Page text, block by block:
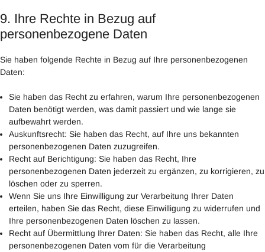
9. Ihre Rechte in Bezug auf
personenbezogene Daten
Sie haben folgende Rechte in Bezug auf Ihre personenbezogenen
Daten:
Sie haben das Recht zu erfahren, warum Ihre personenbezogenen
Daten benötigt werden, was damit passiert und wie lange sie
aufbewahrt werden.
Auskunftsrecht: Sie haben das Recht, auf Ihre uns bekannten
personenbezogenen Daten zuzugreifen.
Recht auf Berichtigung: Sie haben das Recht, Ihre
personenbezogenen Daten jederzeit zu ergänzen, zu korrigieren, zu
löschen oder zu sperren.
Wenn Sie uns Ihre Einwilligung zur Verarbeitung Ihrer Daten
erteilen, haben Sie das Recht, diese Einwilligung zu widerrufen und
Ihre personenbezogenen Daten löschen zu lassen.
Recht auf Übermittlung Ihrer Daten: Sie haben das Recht, alle Ihre
personenbezogenen Daten vom für die Verarbeitung